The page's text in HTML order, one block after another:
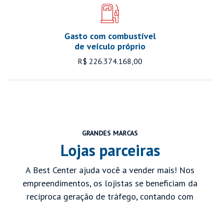
Gasto com combustível
de veículo próprio
R$ 226.374.168,00
GRANDES MARCAS
Lojas parceiras
A Best Center ajuda você a vender mais! Nos
empreendimentos, os lojistas se beneficiam da
recíproca geração de tráfego, contando com